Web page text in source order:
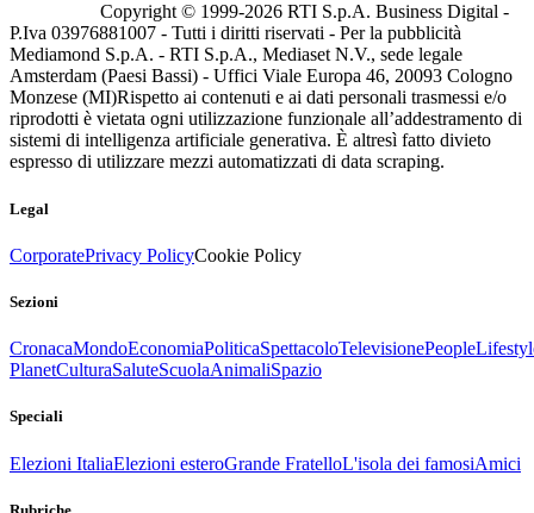
Copyright © 1999-2026 RTI S.p.A. Business Digital -
P.Iva 03976881007 - Tutti i diritti riservati - Per la pubblicità
Mediamond S.p.A. - RTI S.p.A., Mediaset N.V., sede legale
Amsterdam (Paesi Bassi) - Uffici Viale Europa 46, 20093 Cologno
Monzese (MI)Rispetto ai contenuti e ai dati personali trasmessi e/o
riprodotti è vietata ogni utilizzazione funzionale all’addestramento di
sistemi di intelligenza artificiale generativa. È altresì fatto divieto
espresso di utilizzare mezzi automatizzati di data scraping.
Legal
CorporatePrivacy PolicyCookie Policy
Sezioni
CronacaMondoEconomiaPoliticaSpettacoloTelevisionePeople
PlanetCulturaSaluteScuolaAnimaliSpazio
Speciali
Elezioni ItaliaElezioni esteroGrande FratelloL'isola dei famosiAmici